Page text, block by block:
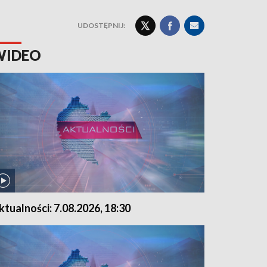
UDOSTĘPNIJ:
7.08.2026, 18:30